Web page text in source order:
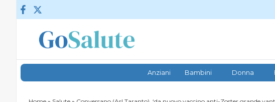
Vai al contenuto
Anziani Bambini Donna